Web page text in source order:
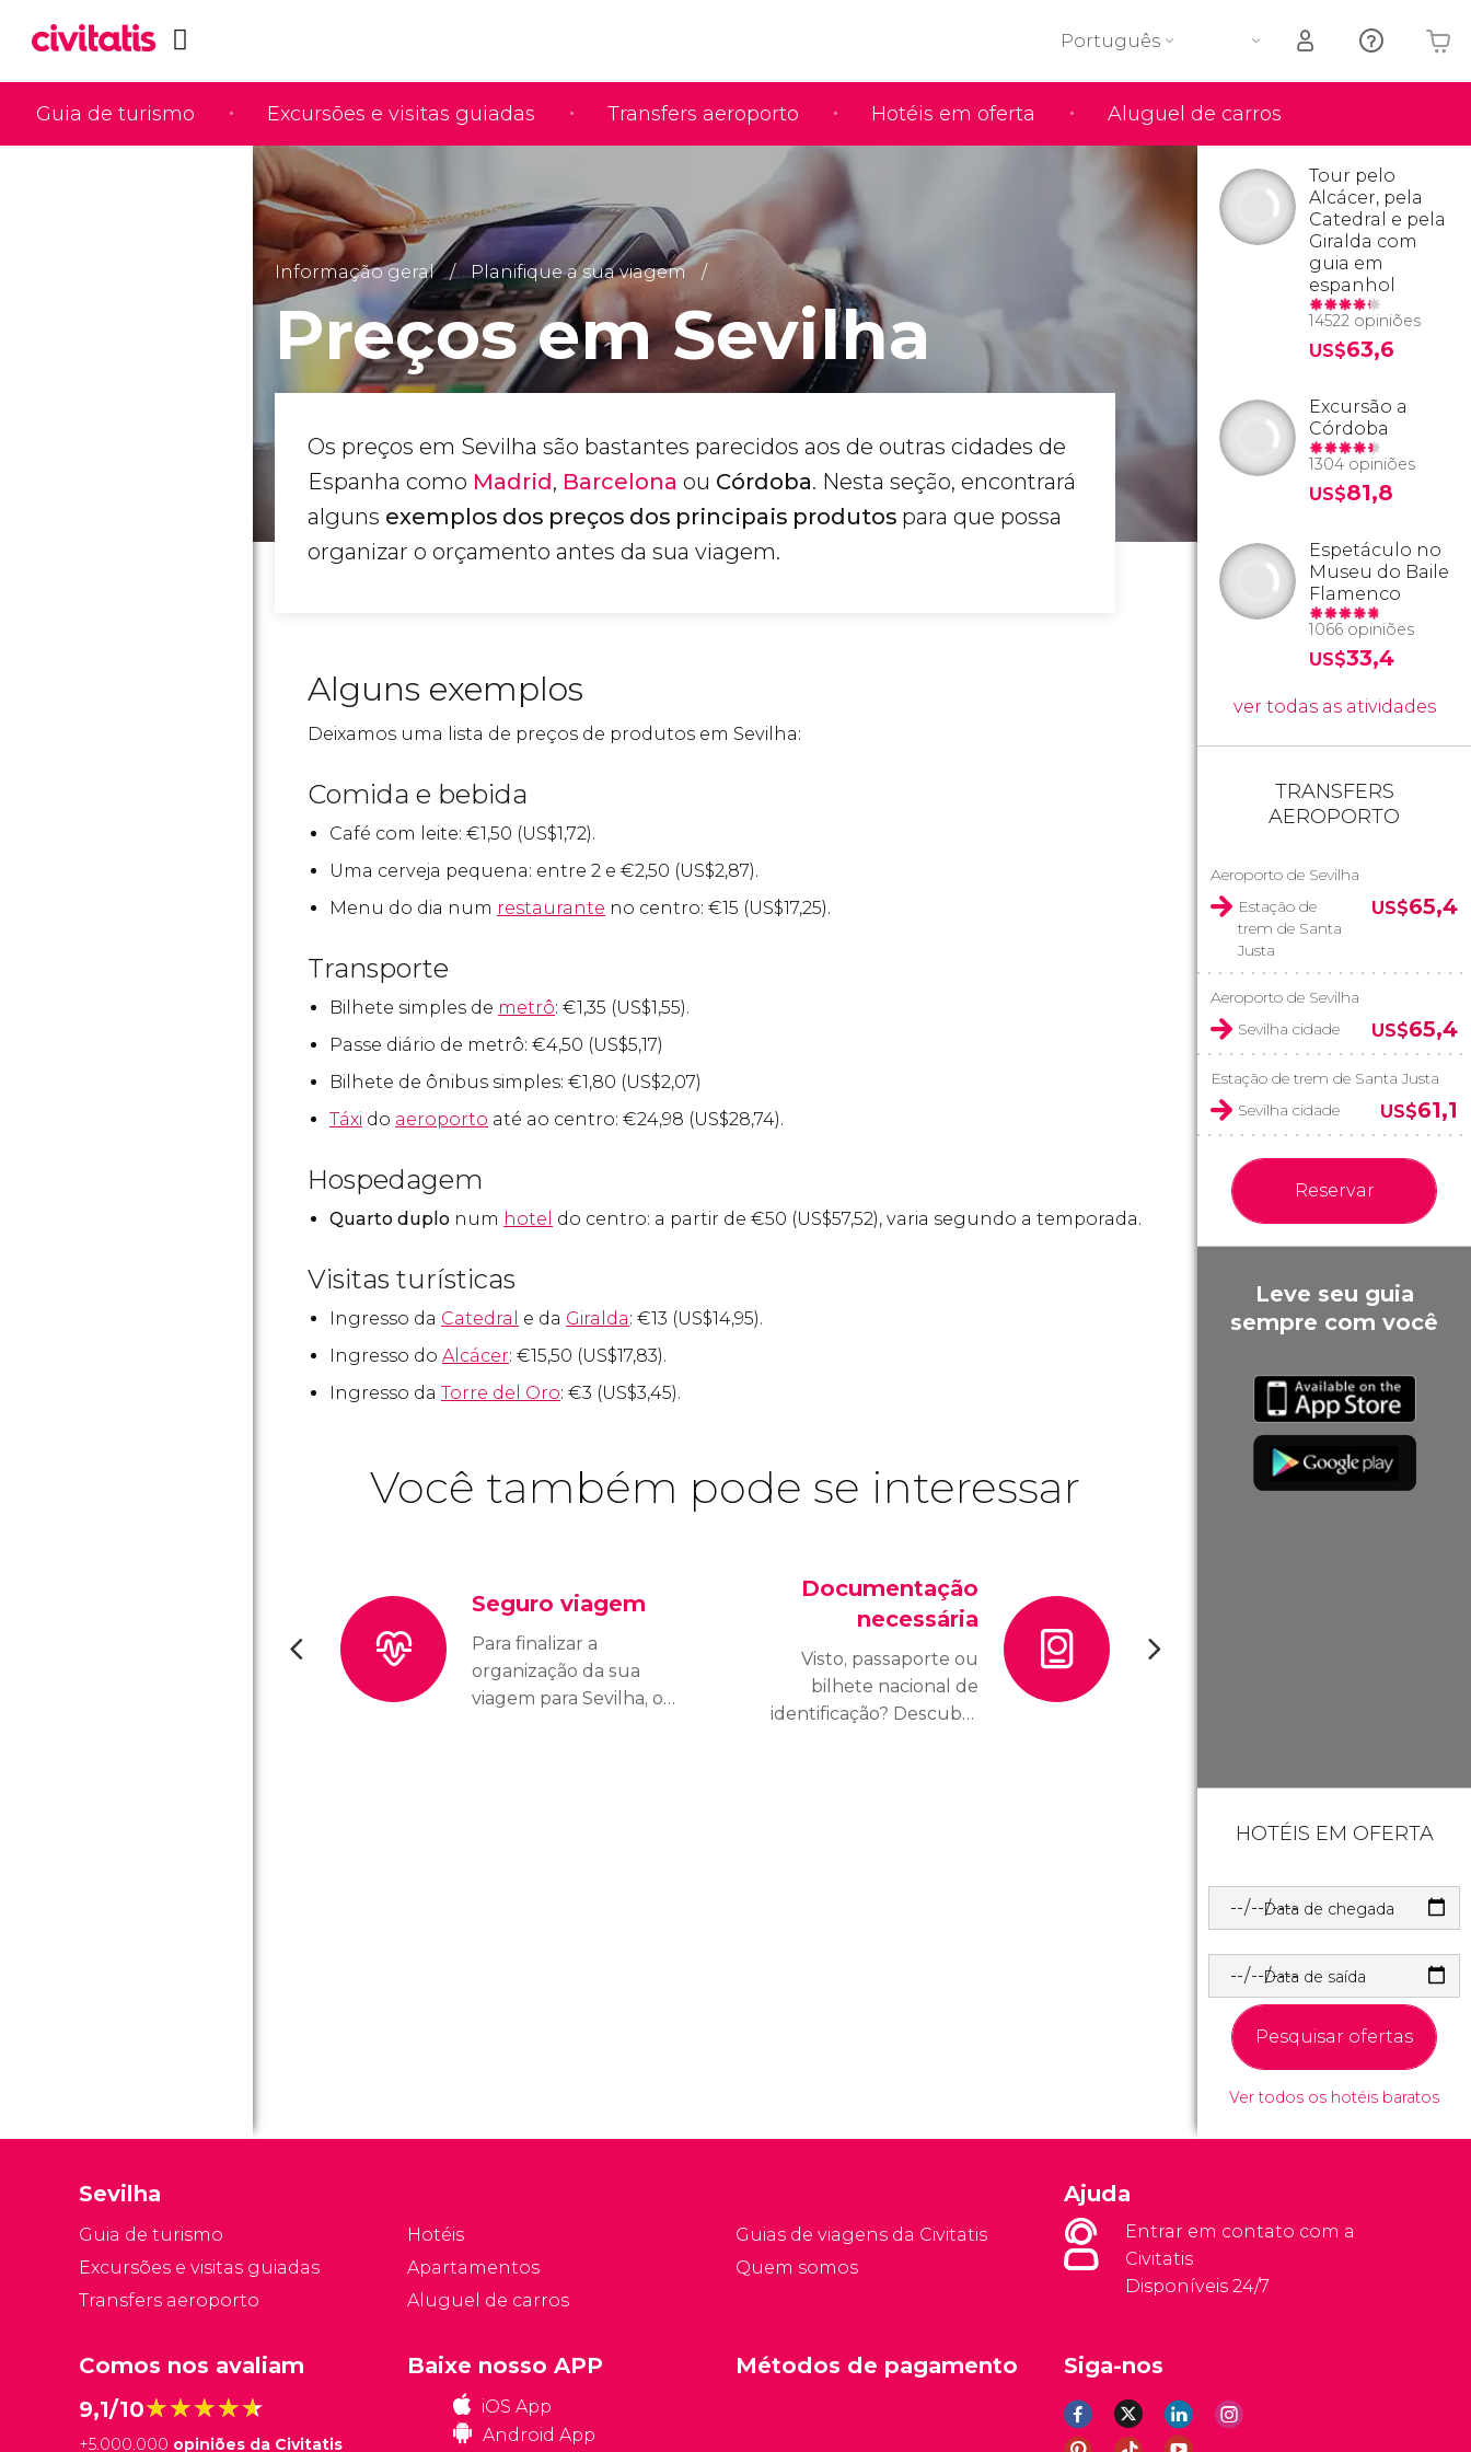
Guia de turismo Excursões e visitas guiadas Transfers aeroporto Hotéis em oferta Aluguel de carros
Português
O seu carrinho está vazio
Informação geral Planifique a sua viagem
Preços em Sevilha
Os preços em Sevilha são bastantes parecidos aos de outras cidades de
Espanha como Madrid, Barcelona ou Córdoba. Nesta seção, encontrará
alguns exemplos dos preços dos principais produtos para que possa
organizar o orçamento antes da sua viagem.
Alguns exemplos
Deixamos uma lista de preços de produtos em Sevilha:
Comida e bebida
Café com leite: €1,50 (US$1,72).
Uma cerveja pequena: entre 2 e €2,50 (US$2,87).
Menu do dia num restaurante no centro: €15 (US$17,25).
Transporte
Bilhete simples de metrô: €1,35 (US$1,55).
Passe diário de metrô: €4,50 (US$5,17)
Bilhete de ônibus simples: €1,80 (US$2,07)
Táxi do aeroporto até ao centro: €24,98 (US$28,74).
Hospedagem
Quarto duplo num hotel do centro: a partir de €50 (US$57,52), varia segundo a temporada.
Visitas turísticas
Ingresso da Catedral e da Giralda: €13 (US$14,95).
Ingresso do Alcácer: €15,50 (US$17,83).
Ingresso da Torre del Oro: €3 (US$3,45).
Você também pode se interessar
Seguro viagem
Para finalizar a
organização da sua
viagem para Sevilha, o
Sevilha.
Documentação
necessária
Visto, passaporte ou
bilhete nacional de
identificação? Descubra
Tour pelo
Alcácer, pela
Catedral e pela
Giralda com
guia em
espanhol
14522 opiniões
US$63,6
Excursão a
Córdoba
1304 opiniões
US$81,8
Espetáculo no
Museu do Baile
Flamenco
1066 opiniões
US$33,4
ver todas as atividades
TRANSFERS
AEROPORTO
Aeroporto de Sevilha
Estação de
trem de Santa
Justa
US$65,4
Aeroporto de Sevilha
Sevilha cidade
US$65,4
Estação de trem de Santa Justa
Sevilha cidade
US$61,1
Reservar
Leve seu guia
sempre com você
HOTÉIS EM OFERTA
Data de chegada
Data de saída
Pesquisar ofertas
Ver todos os hotéis baratos
Sevilha
Guia de turismo
Excursões e visitas guiadas
Transfers aeroporto
Hotéis
Apartamentos
Aluguel de carros
Guias de viagens da Civitatis
Quem somos
Ajuda
Entrar em contato com a
Civitatis
Disponíveis 24/7
Comos nos avaliam
9,1/10★★★★★
★★★★★
+5.000.000 opiniões da Civitatis
Siga-nos
Baixe nosso APP
iOS App
Android App
Métodos de pagamento